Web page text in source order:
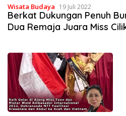
Wisata Budaya 19 Juli 2022
Berkat Dukungan Penuh
Dua Remaja Juara Miss